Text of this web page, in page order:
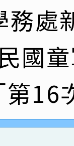
展 國
師、
班張O
小朗讀
園市中
獲教
世
務處
國
16